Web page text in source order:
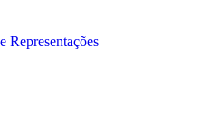
Representações